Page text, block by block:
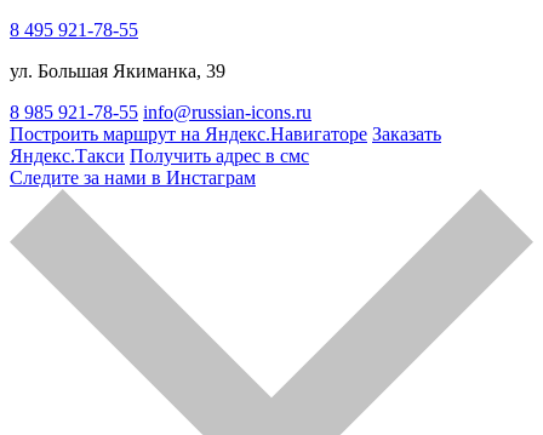
8 495 921-78-55
ул. Большая Якиманка, 39
8 985 921-78-55 info@russian-icons.ru
Построить маршрут на Яндекс.Навигаторе Заказать
Яндекс.Такси Получить адрес в смс
Следите за нами в Инстаграм